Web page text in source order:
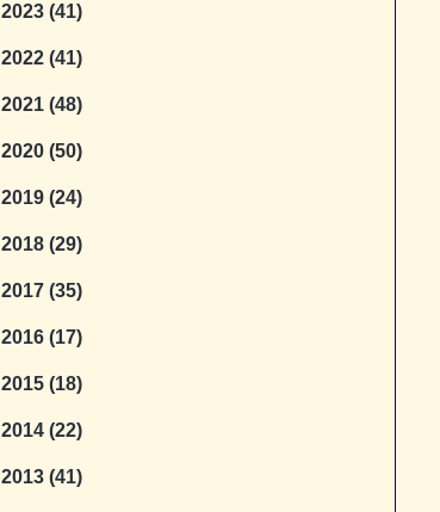
2023 (41)
2022 (41)
2021 (48)
2020 (50)
2019 (24)
2018 (29)
2017 (35)
2016 (17)
2015 (18)
2014 (22)
2013 (41)